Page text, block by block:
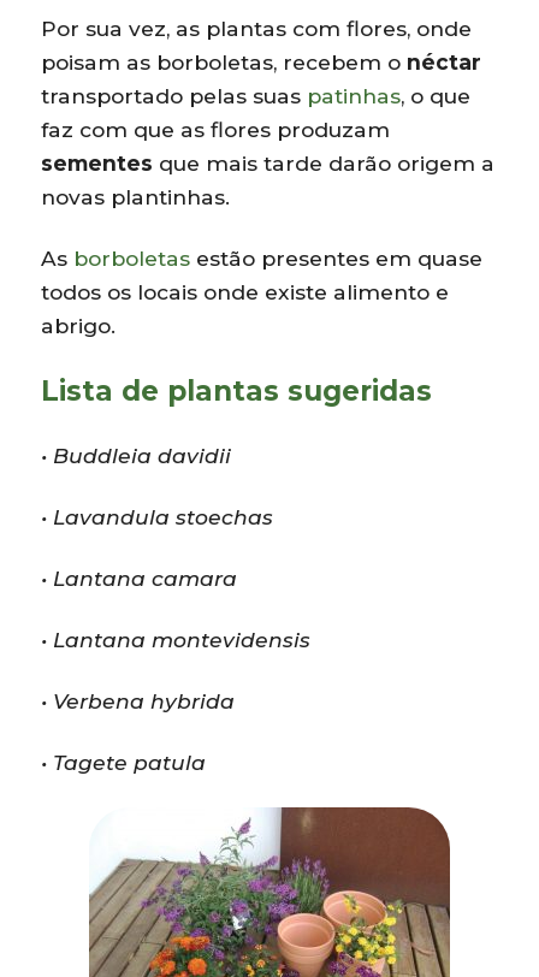
Por sua vez, as plantas com flores, onde
poisam as borboletas, recebem o néctar
transportado pelas suas patinhas, o que
faz com que as flores produzam
sementes que mais tarde darão origem a
novas plantinhas.
As borboletas estão presentes em quase
todos os locais onde existe alimento e
abrigo.
Lista de plantas sugeridas
• Buddleia davidii
• Lavandula stoechas
• Lantana camara
• Lantana montevidensis
• Verbena hybrida
• Tagete patula